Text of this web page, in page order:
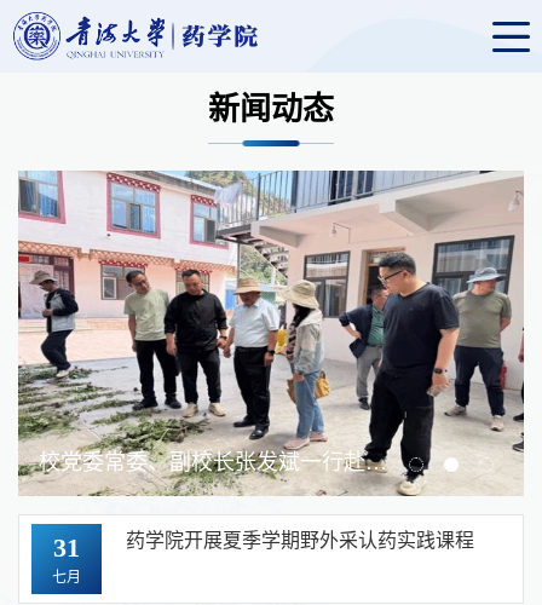
新闻动态
药学院召开本科课程院级评估会
31
七月
药学院开展夏季学期野外采认药实践课程